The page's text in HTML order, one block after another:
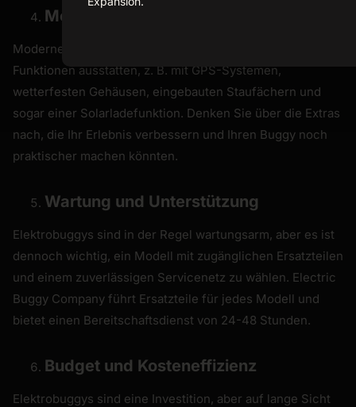
Merkmale und Zubehör
Moderne Elektrobuggys lassen sich mit einer Vielzahl von
Funktionen ausstatten, z. B. mit GPS-Systemen,
wetterfesten Gehäusen, eingebauten Staufächern und
sogar einer Solarladefunktion. Denken Sie über die Extras
nach, die Ihr Erlebnis verbessern und Ihren Buggy noch
praktischer machen könnten.
Wartung und Unterstützung
Elektrobuggys sind in der Regel wartungsarm, aber es ist
dennoch wichtig, ein Modell mit zugänglichen Ersatzteilen
und einem zuverlässigen Servicenetz zu wählen. Electric
Buggy Company führt Ersatzteile für jedes Modell und
bietet einen Bereitschaftsdienst von 24-48 Stunden.
Budget und Kosteneffizienz
Elektrobuggys sind eine Investition, aber auf lange Sicht